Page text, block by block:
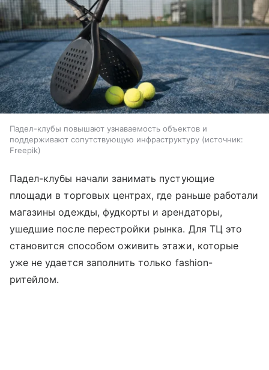
Падел-клубы повышают узнаваемость объектов и
поддерживают сопутствующую инфраструктуру
источник:
Freepik
Падел-клубы начали занимать пустующие
площади в торговых центрах, где раньше работали
магазины одежды, фудкорты и арендаторы,
ушедшие после перестройки рынка. Для ТЦ это
становится способом оживить этажи, которые
уже не удается заполнить только fashion-
ритейлом.